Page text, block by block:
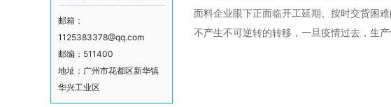
邮箱：
1125383378@qq.com
邮编：511400
地址：广州市花都区新华镇
华兴工业区
面料企业眼下正面临开工延期、按时交货困
不产生不可逆转的转移，一旦疫情过去，生